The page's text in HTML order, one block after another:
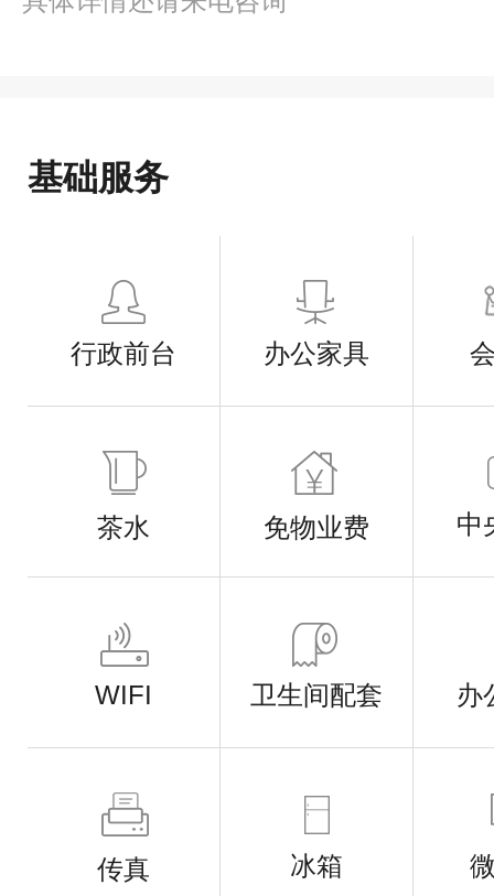
基础服务
行政前台 办公家具
茶水 免物业费 中
WIFI 卫生间配套 办
传真 冰箱